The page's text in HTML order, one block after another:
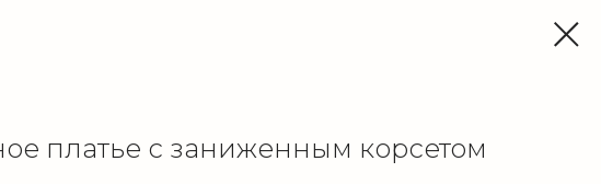
платье с заниженным корсетом